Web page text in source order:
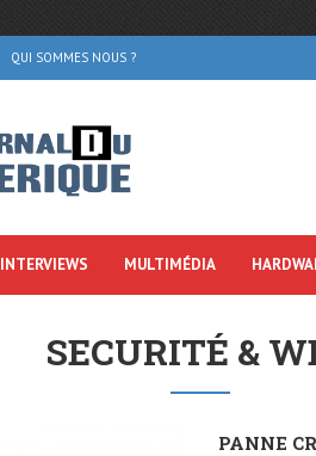
QUI SOMMES NOUS ?
INTERVIEWS MULTIMÉDIA
SECURITÉ &
PANNE